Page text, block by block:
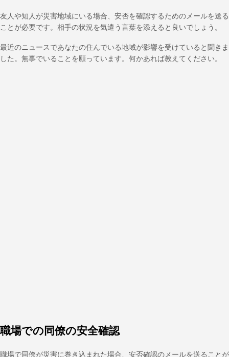
友人や知人が災害地域にいる場合、安否を確認するためのメールを送る
ことが必要です。相手の状況を気遣う言葉を添えると良いでしょう。
最近のニュースであなたの住んでいる地域が影響を受けていると聞きま
した。無事でいることを願っています。何かあれば教えてください。
職場での同僚の安全確認
職場で同僚が災害に巻き込まれた場合、安否確認のメールを送ることが